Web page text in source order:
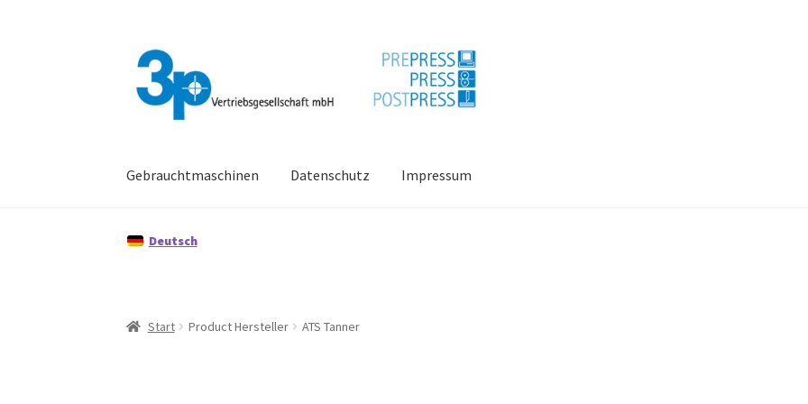
Navigation
springen
Zum
Inhalt
springen
Gebrauchtmaschinen Datenschutz Impressum
Deutsch
Start Product Hersteller ATS Tanner